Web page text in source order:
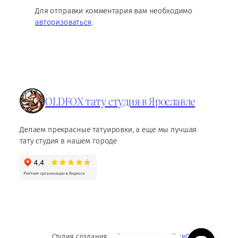
Для отправки комментария вам необходимо
авторизоваться.
OLDFOX тату студия в Ярославле
Делаем прекрасные татуировки, а еще мы лучшая
тату студия в нашем городе